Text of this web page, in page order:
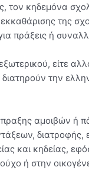
τον κηδεμόνα
εκκαθάρισης της
πράξεις ή
είτε
διατηρούν την
αμοιβών ή
και κηδείας,
ή στην